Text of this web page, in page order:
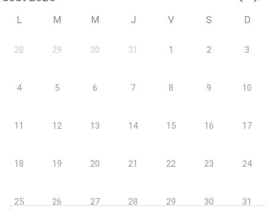
L M M J V S D
28 29 30 31 1 2 3
4 5 6 7 8 9 10
11 12 13 14 15 16 17
18 19 20 21 22 23 24
25 26 27 28 29 30 31